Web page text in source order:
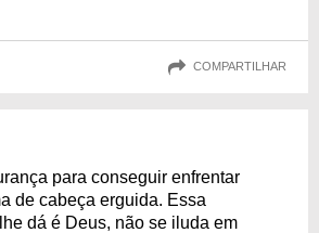
COMPARTILHAR
para conseguir enfrentar
de cabeça erguida. Essa
dá é Deus, não se iluda em